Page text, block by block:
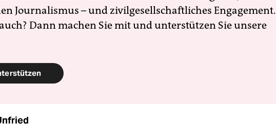
Journalismus – und zivilgesellschaftliches Engagement.
Dann machen Sie mit und unterstützen Sie unsere